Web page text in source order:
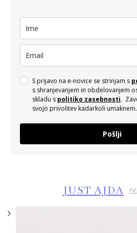
S prijavo na e-novice se strinjam s
s shranjevanjem in obdelovanjem
skladu s politiko zasebnosti.
svojo privolitev kadarkoli umaknem.
Pošlji
JUST AJDA